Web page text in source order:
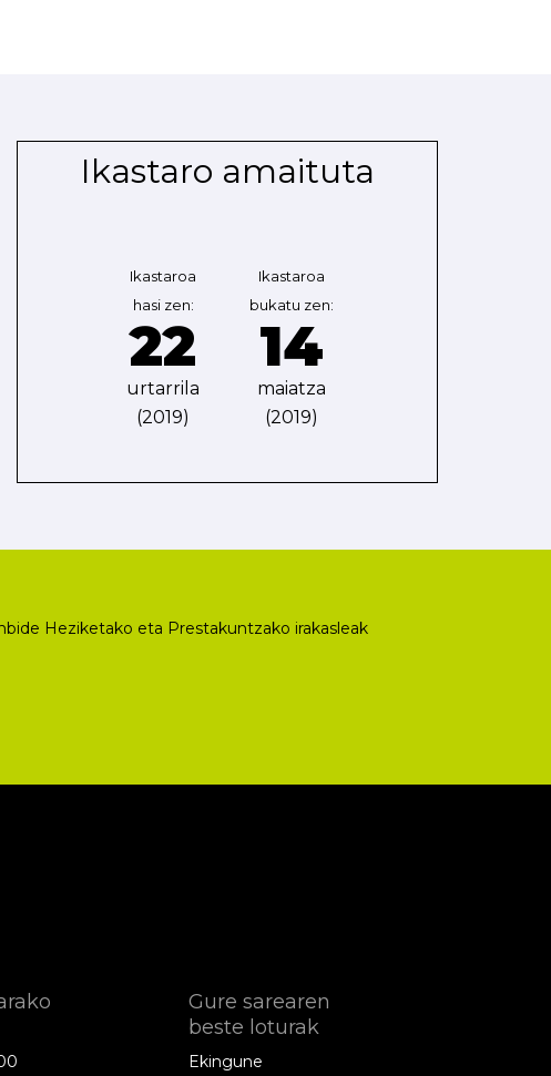
Ikastaro amaituta
Ikastaroa
hasi zen:
22
urtarrila
(2019)
Ikastaroa
bukatu zen:
14
maiatza
(2019)
Heziketako eta Prestakuntzako irakasleak
Gure sarearen
beste loturak
Ekingune